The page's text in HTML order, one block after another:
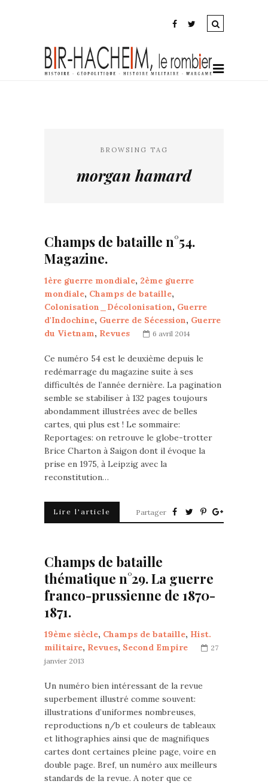
BROWSING TAG
morgan hamard
Champs de bataille n°54.
Magazine.
1ère guerre mondiale, 2ème guerre
mondiale, Champs de bataille,
Colonisation_Décolonisation, Guerre
d'Indochine, Guerre de Sécession, Guerre
du Vietnam, Revues 6 avril 2014
Ce numéro 54 est le deuxième depuis le
redémarrage du magazine suite à ses
difficultés de l’année dernière. La pagination
semble se stabiliser à 132 pages toujours
abondamment illustrées avec de belles
cartes, qui plus est ! Le sommaire:
Reportages: on retrouve le globe-trotter
Brice Charton à Saigon dont il évoque la
prise en 1975, à Leipzig avec la
reconstitution…
Lire l'article Partager
Champs de bataille
thématique n°29. La guerre
franco-prussienne de 1870-
1871.
19ème siècle, Champs de bataille, Hist.
militaire, Revues, Second Empire
27
janvier 2013
Un numéro bien intéressant de la revue
superbement illustré comme souvent:
illustrations d’uniformes nombreuses,
reproductions n/b et couleurs de tableaux
et lithographies ainsi que de magnifiques
cartes dont certaines pleine page, voire en
double page. Bref, un numéro aux meilleurs
standards de la revue. A noter que ce